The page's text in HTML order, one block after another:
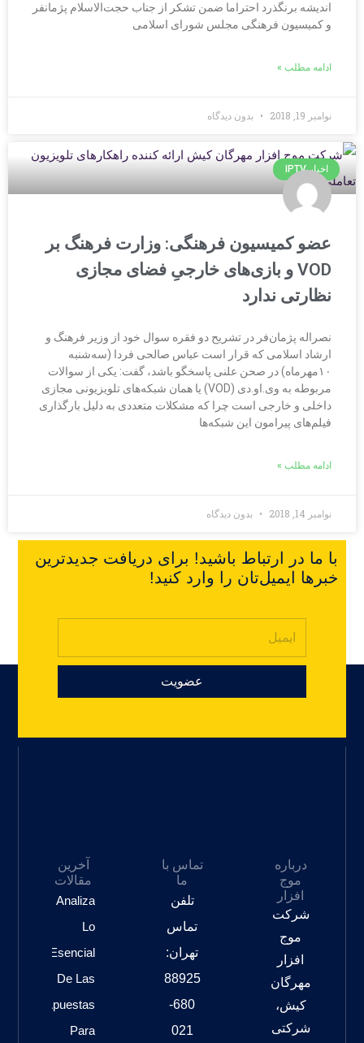
اندیشه برنگذرد احتراما ضمن تشکر از جناب حجت‌الاسلام پژمانفر
و کمیسیون فرهنگی مجلس شورای اسلامی
ادامه مطلب »
نوامبر 19, 2018 بدون دیدگاه
اخبار IPTV
عضو کمیسیون فرهنگی: وزارت فرهنگ بر
VOD و بازی‌های خارجیِ فضای مجازی
نظارتی ندارد
نصراله پژمان‌فر در تشریح دو فقره سوال خود از وزیر فرهنگ و
ارشاد اسلامی که قرار است عباس صالحی فردا (سه‌شنبه
۱۰مهرماه) در صحن علنی پاسخگو باشد، گفت: یکی از سوالات
مربوطه به وی.او.دی (VOD) یا همان شبکه‌های تلویزیونی مجازی
داخلی و خارجی است چرا که مشکلات متعددی به دلیل بارگذاری
فیلم‌های پیرامون این شبکه‌ها
ادامه مطلب »
نوامبر 14, 2018 بدون دیدگاه
با ما در ارتباط باشید! برای دریافت جدیدترین
خبرها ایمیل‌تان را وارد کنید!
عضویت
درباره
موج
افزار
شرکت
موج
افزار
مهرگان
کیش،
شرکتی
تماس با
ما
تلفن
تماس
تهران:
88925
680-
021
آخرین
مقالات
Analiza
Lo
Esencial
De Las
Apuestas
Para